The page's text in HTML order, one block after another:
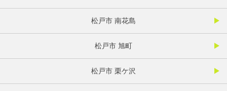
松戸市 南花島
松戸市 旭町
松戸市 栗ケ沢